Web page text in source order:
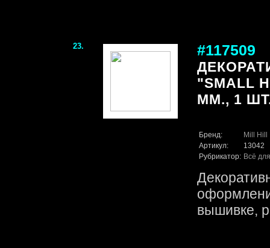
23. #117509
"SMALL
ММ., 1
Бренд:
Mill Hill
Артикул:
13042
Рубрикатор: Всё
вышивке,